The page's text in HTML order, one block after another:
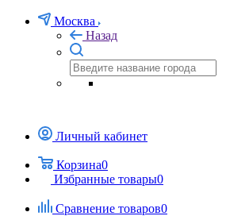
Москва
Назад
Личный кабинет
Корзина0
Избранные товары0
Сравнение товаров0